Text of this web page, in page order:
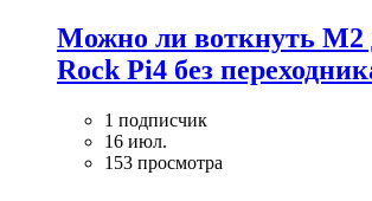
Можно ли воткнуть M2
Rock Pi4 без
1 подписчик
16 июл.
153 просмотра